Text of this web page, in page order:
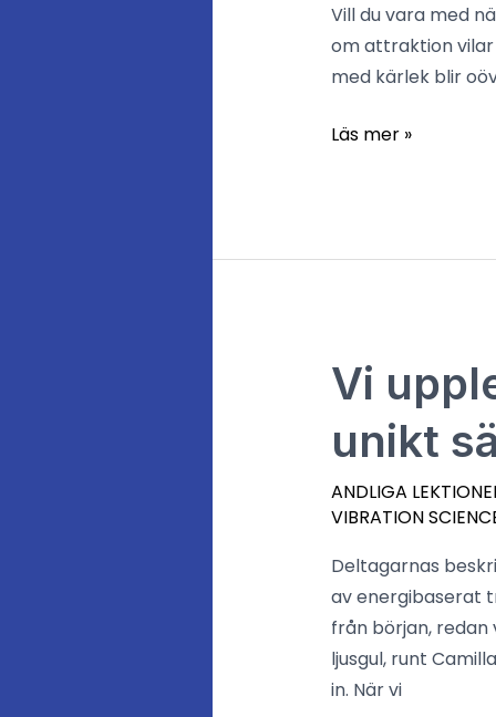
Vill du vara med
om attraktion vilar
med kärlek
28
aug
Läs mer »
Vi
unikt
ANDLIGA
VIBRATION
Deltagarnas
av energibaserat
från början, redan
ljusgul, runt
in. När vi
Vi
upplevde
Andevärlden
på
ett
nytt
unikt